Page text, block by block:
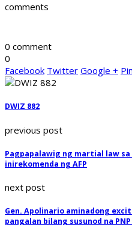
comments
0 comment
0
Facebook Twitter Google +
DWIZ 882
previous post
Pagpapalawig ng martial law
inirekomenda ng AFP
next post
Gen. Apolinario aminadong
pangalan bilang susunod na